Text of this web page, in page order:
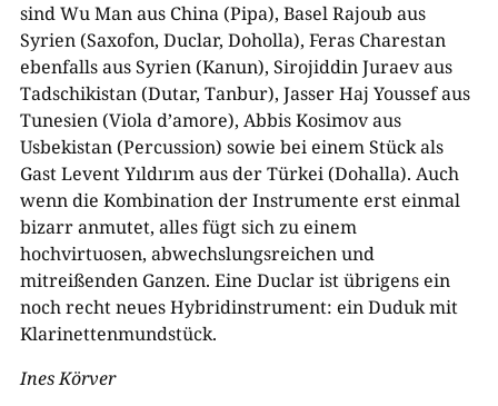
sind Wu Man aus China (Pipa), Basel Rajoub aus
Syrien (Saxofon, Duclar, Doholla), Feras Charestan
ebenfalls aus Syrien (Kanun), Sirojiddin Juraev aus
Tadschikistan (Dutar, Tanbur), Jasser Haj Youssef aus
Tunesien (Viola d’amore), Abbis Kosimov aus
Usbekistan (Percussion) sowie bei einem Stück als
Gast Levent Yıldırım aus der Türkei (Dohalla). Auch
wenn die Kombination der Instrumente erst einmal
bizarr anmutet, alles fügt sich zu einem
hochvirtuosen, abwechslungsreichen und
mitreißenden Ganzen. Eine Duclar ist übrigens ein
noch recht neues Hybridinstrument: ein Duduk mit
Klarinettenmundstück.
Ines Körver